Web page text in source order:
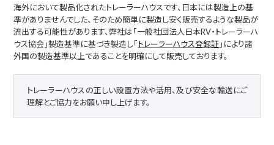
海外において製品化されたトレーラーハウスです、日本には製造上の基
準がありませんでした、そのため簡単に製造し安く販売するような製品が
流出する可能性があります、弊社は「一般社団法人日本RV・トレーラーハ
ウス協会」製造基準に基づき製造し「トレーラーハウス登録証 」により諸
外国の製造基準以上であることを明確にして販売しております。
トレーラーハウスの正しい設置方法や活用、及び安全な輸送にご
理解とご協力をお願い申し上げます。